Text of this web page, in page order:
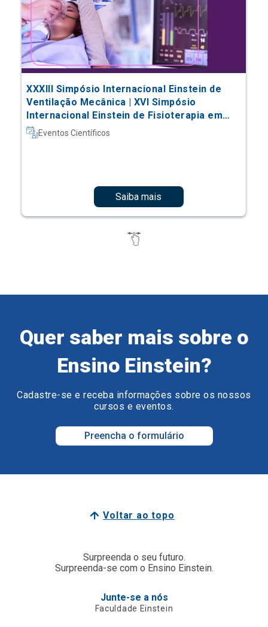
XXXIII Simpósio Internacional Einstein de
Ventilação Mecânica | XVI Simpósio
Internacional Einstein de Fisioterapia em
Terapia Intensiva
Eventos Científicos
Saiba mais
Quer saber mais sobre o
Ensino Einstein?
Cadastre-se e receba informações sobre os nossos
cursos e eventos.
Preencha o formulário
Voltar ao topo
Surpreenda o seu futuro.
Surpreenda-se com o Ensino Einstein.
Junte-se a nós
Faculdade Einstein